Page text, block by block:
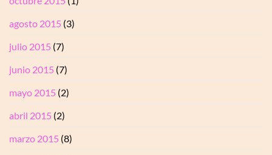
agosto 2015 (3)
julio 2015 (7)
junio 2015 (7)
mayo 2015 (2)
abril 2015 (2)
marzo 2015 (8)